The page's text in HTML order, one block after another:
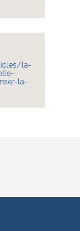
la-
la-